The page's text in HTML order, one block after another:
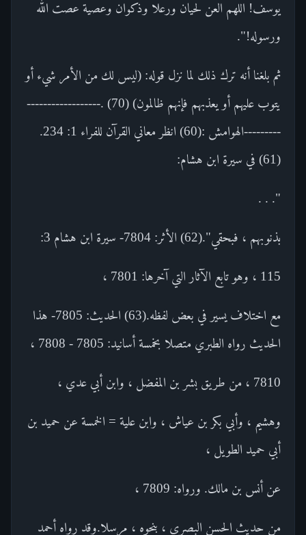
يوسف! اللهم العن لحيان ورعلا وذكوان وعصية عصت الله
ورسوله!".
ثم بلغنا أنه ترك ذلك لما نزل قوله: (ليس لك من الأمر شيء أو
يتوب عليهم أو يعذبهم فإنهم ظالمون) (70) .------------------
---------الهوامش :(60) انظر معاني القرآن للفراء 1: 234.
(61) في سيرة ابن هشام:
". . .
بذنوبهم ، فبحقي".(62) الأثر: 7804- سيرة ابن هشام 3:
115 ، وهو تابع الآثار التي آخرها: 7801 ،
مع اختلاف يسير في بعض لفظه.(63) الحديث: 7805- هذا
الحديث رواه الطبري متصلا بخمسة أسانيد: 7805 - 7808 ،
7810 ، من طريق بشر بن المفضل ، وابن أبي عدي ،
وهشيم ، وأبي بكر بن عياش ، وابن علية = الخمسة عن حميد بن
أبي حميد الطويل ،
عن أنس بن مالك. ورواه: 7809 ،
من حديث الحسن البصري ، بنحوه ، مرسلا.وقد رواه أحمد